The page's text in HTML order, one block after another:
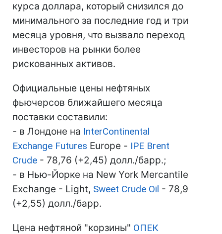
курса доллара, который снизился до
минимального за последние год и три
месяца уровня, что вызвало переход
инвесторов на рынки более
рискованных активов.
Официальные цены нефтяных
фьючерсов ближайшего месяца
поставки составили:
- в Лондоне на InterContinental
Exchange Futures Europe - IPE Brent
Crude - 78,76 (+2,45) долл./барр.;
- в Нью-Йорке на New York Mercantile
Exchange - Light, Sweet Crude Oil - 78,9
(+2,55) долл./барр.
Цена нефтяной "корзины" ОПЕК